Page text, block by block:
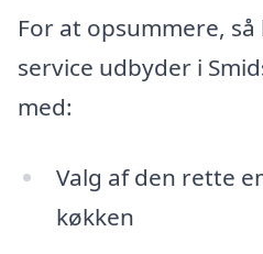
For at opsummere,
service udbyder i
med:
Valg af den rette
køkken